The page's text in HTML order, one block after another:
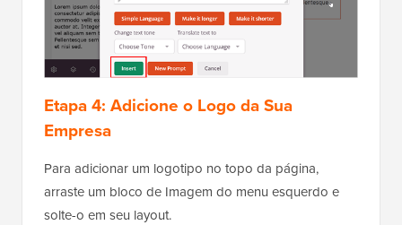
Etapa 4: Adicione o Logo da Sua
Empresa
Para adicionar um logotipo no topo da página,
arraste um bloco de Imagem do menu esquerdo e
solte-o em seu layout.